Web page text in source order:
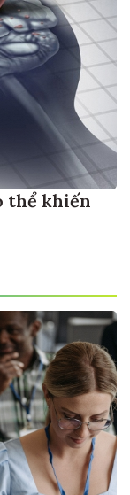
thể khiến